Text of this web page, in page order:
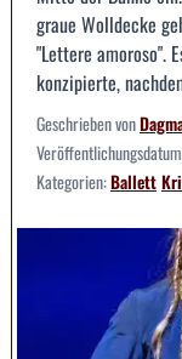
graue Wolldecke
"Lettere amoroso".
konzipierte,
Geschrieben von
Kategorien:Ballett